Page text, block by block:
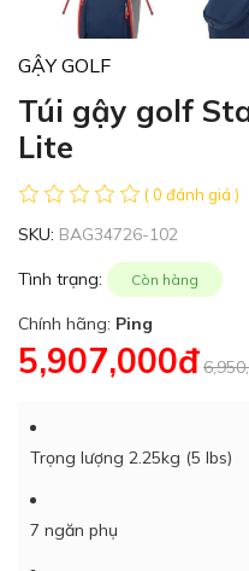
GẬY GOLF
Túi gậy golf
Lite
( 0 đánh giá )
SKU: BAG34726-102
Tình trạng: Còn hàng
Chính hãng: Ping
5,907,000đ
Trọng lượng 2.25kg (5 lbs)
7 ngăn phụ